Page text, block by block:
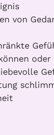
von
oder